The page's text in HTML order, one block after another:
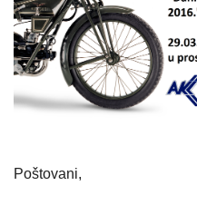
Poštovani,